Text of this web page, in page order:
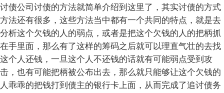
讨债公司讨债的方法就简单介绍到这里了，其实讨债的方式
方法还有很多，这些方法当中都有一个共同的特点，就是去
分析这个欠钱的人的弱点，或者是把这个欠钱的人的把柄抓
在手里面，那么有了这样的筹码之后就可以理直气壮的去找
这个人还钱，一旦这个人不还钱的话就有可能弱点受到攻
击，也有可能把柄被公布出去，那么就只能够让这个欠钱的
人乖乖的把钱打到债主的银行卡上面，从而完成了追讨债务